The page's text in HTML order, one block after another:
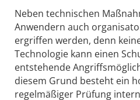
Neben technischen
Anwendern auch
ergriffen werden, denn
Technologie kann einen
entstehende
diesem Grund besteht ein
regelmäßiger Prüfung